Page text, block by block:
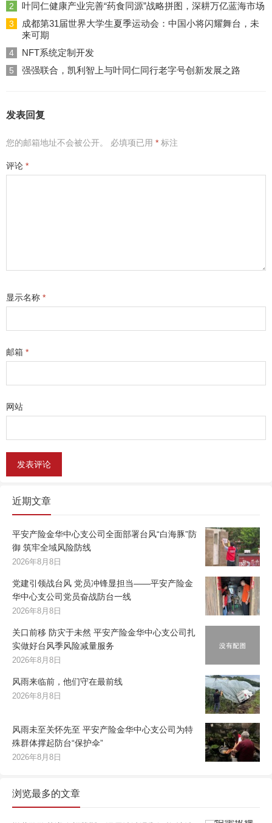
2 叶同仁健康产业完善“药食同源”战略拼图，深耕万亿蓝海市场
3
成都第31届世界大学生夏季运动会：中国小将闪耀舞台，未
来可期
4 NFT系统定制开发
5 强强联合，凯利智上与叶同仁同行老字号创新发展之路
发表回复
您的邮箱地址不会被公开。 必填项已用 * 标注
评论 *
显示名称 *
邮箱 *
网站
近期文章
平安产险金华中心支公司全面部署台风“白海豚”防
御 筑牢全域风险防线
2026年8月8日
党建引领战台风 党员冲锋显担当——平安产险金
华中心支公司党员奋战防台一线
2026年8月8日
关口前移 防灾于未然 平安产险金华中心支公司扎
实做好台风季风险减量服务
2026年8月8日
风雨来临前，他们守在最前线
2026年8月8日
风雨未至关怀先至 平安产险金华中心支公司为特
殊群体撑起防台“保护伞”
2026年8月8日
浏览最多的文章